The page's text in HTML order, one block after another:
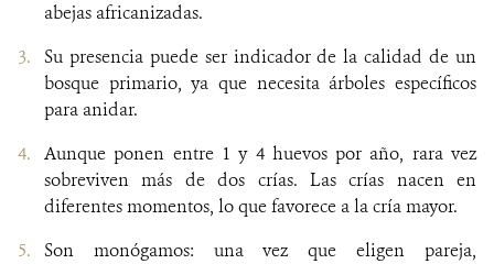
abejas africanizadas.
Su presencia puede ser indicador de la calidad de un
bosque primario, ya que necesita árboles específicos
para anidar.
Aunque ponen entre 1 y 4 huevos por año, rara vez
sobreviven más de dos crías. Las crías nacen en
diferentes momentos, lo que favorece a la cría mayor.
Son monógamos: una vez que eligen pareja,